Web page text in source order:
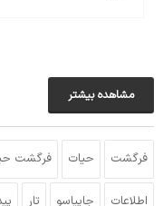
مشاهده بیشتر
فرگشت حیات فرگشت
اطلاعات جاپیاسو تار